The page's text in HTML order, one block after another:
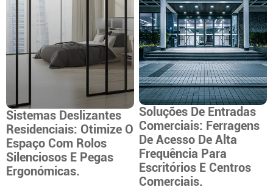
Sistemas Deslizantes
Residenciais: Otimize O
Espaço Com Rolos
Silenciosos E Pegas
Ergonómicas.
Soluções De Entradas
Comerciais: Ferragens
De Acesso De Alta
Frequência Para
Escritórios E Centros
Comerciais.